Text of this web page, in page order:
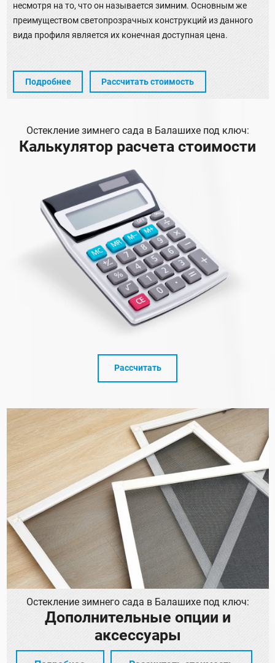
несмотря на то, что он называется зимним. Основным же
преимуществом светопрозрачных конструкций из данного
вида профиля является их конечная доступная цена.
Подробнее Рассчитать стоимость
Остекление зимнего сада в Балашихе под ключ:
Калькулятор расчета стоимости
Рассчитать
Остекление зимнего сада в Балашихе под ключ:
Дополнительные опции и
аксессуары